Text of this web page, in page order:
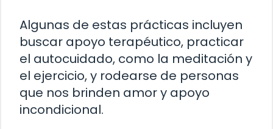
Algunas de estas prácticas incluyen
buscar apoyo terapéutico, practicar
el autocuidado, como la meditación y
el ejercicio, y rodearse de personas
que nos brinden amor y apoyo
incondicional.